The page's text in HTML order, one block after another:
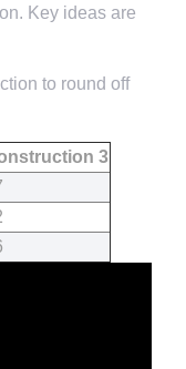
Key ideas are
to round off
3